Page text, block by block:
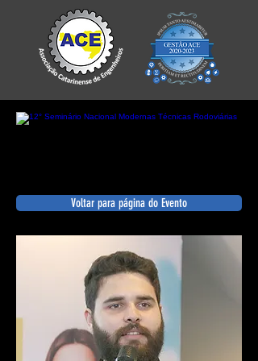
Voltar para página do Evento